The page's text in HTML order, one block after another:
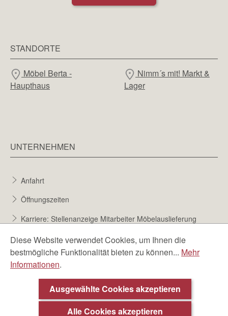
STANDORTE
Möbel Berta -
Haupthaus
Nimm´s mit! Markt &
Lager
UNTERNEHMEN
Anfahrt
Öffnungszeiten
Karriere: Stellenanzeige Mitarbeiter Möbelauslieferung
Karriere bei Möbel Berta
Bewerbungsformular
Diese Website verwendet Cookies, um Ihnen die
bestmögliche Funktionalität bieten zu können... Mehr
Informationen.
Ausgewählte Cookies akzeptieren
Alle Cookies akzeptieren